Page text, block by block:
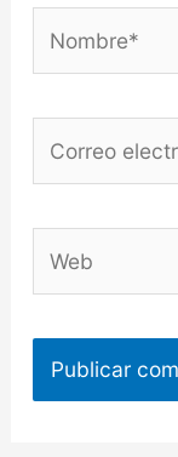
electrónico*